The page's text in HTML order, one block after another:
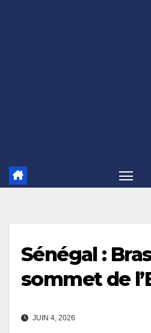
Sénégal :
sommet de
JUIN 4, 2026